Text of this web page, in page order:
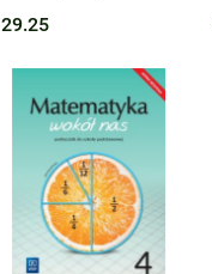
podstawowej
EDYCJA 2023-2025
29.25